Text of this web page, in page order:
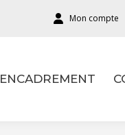
Mon compte
ENCADREMENT